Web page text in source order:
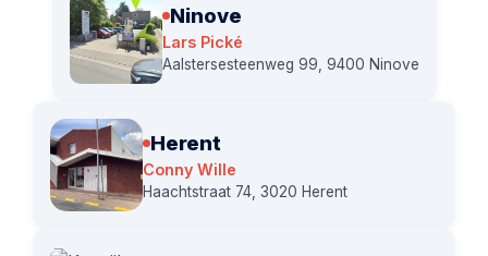
Ninove
Lars Pické
Aalstersesteenweg 99, 9400 Ninove
Herent
Conny Wille
Haachtstraat 74, 3020 Herent